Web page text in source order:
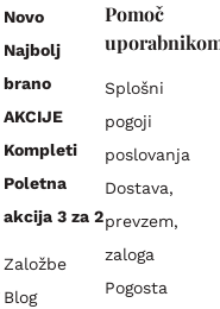
Novo
Najbolj
brano
AKCIJE
Kompleti
Poletna
akcija 3 za 2
Založbe
Blog
Pomoč
Splošni
pogoji
poslovanja
Dostava,
prevzem,
zaloga
Pogosta